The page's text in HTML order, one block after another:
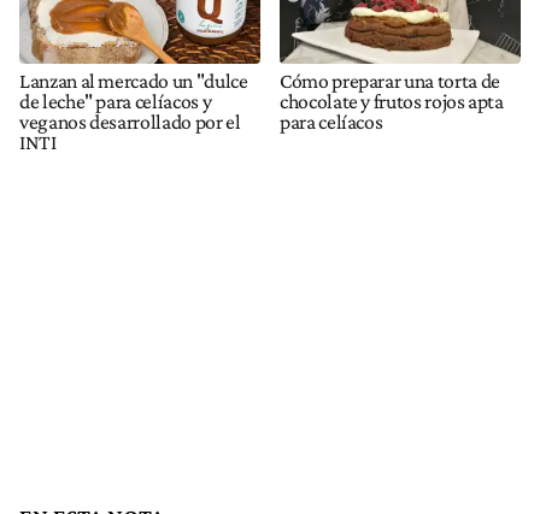
Lanzan al mercado un "dulce
de leche" para celíacos y
veganos desarrollado por el
INTI
Cómo preparar una torta de
chocolate y frutos rojos apta
para celíacos